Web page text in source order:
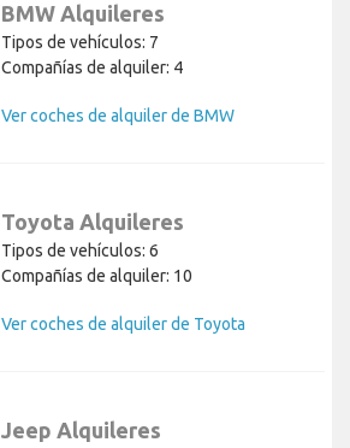
BMW Alquileres
Tipos de vehículos: 7
Compañías de alquiler: 4
Ver coches de alquiler de BMW
Toyota Alquileres
Tipos de vehículos: 6
Compañías de alquiler: 10
Ver coches de alquiler de Toyota
Jeep Alquileres